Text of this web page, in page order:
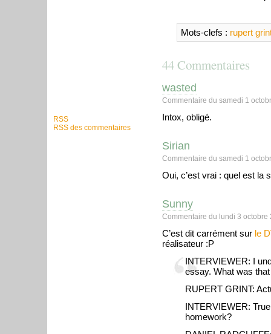
RSS
RSS des commentaires
Mots-clefs : rupert
44 Commentaires
wasted
Commentaire du samedi 1
Intox, obligé.
Sirian
Commentaire du samedi 1
Oui, c’est vrai : quel est la
Sunny
Commentaire du lundi 3 octobre
C’est dit carrément sur le
réalisateur :P
INTERVIEWER: I
essay. What was
RUPERT GRINT:
INTERVIEWER:
homework?